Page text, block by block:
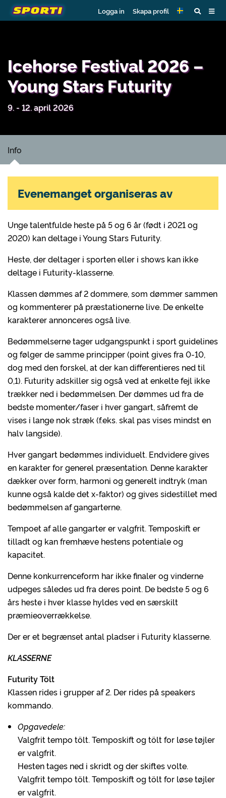
Logga in Skapa profil
Icehorse Festival 2026 –
Young Stars Futurity
9. - 12. april 2026
Info
Unge talentfulde heste på 5 og 6 år (født i 2021 og
2020) kan deltage i Young Stars Futurity.
Heste, der deltager i sporten eller i shows kan ikke
deltage i Futurity-klasserne.
Klassen dømmes af 2 dommere, som dømmer sammen
og kommenterer på præstationerne live. De enkelte
karakterer annonceres også live.
Bedømmelserne tager udgangspunkt i sport guidelines
og følger de samme principper (point gives fra 0-10,
dog med den forskel, at der kan differentieres ned til
0,1). Futurity adskiller sig også ved at enkelte fejl ikke
trækker ned i bedømmelsen. Der dømmes ud fra de
bedste momenter/faser i hver gangart, såfremt de
vises i lange nok stræk (f.eks. skal pas vises mindst en
halv langside).
Hver gangart bedømmes individuelt. Endvidere gives
en karakter for generel præsentation. Denne karakter
dækker over form, harmoni og generelt indtryk (man
kunne også kalde det x-faktor) og gives sidestillet med
bedømmelsen af gangarterne.
Tempoet af alle gangarter er valgfrit. Temposkift er
tilladt og kan fremhæve hestens potentiale og
kapacitet.
Denne konkurrenceform har ikke finaler og vinderne
udpeges således ud fra deres point. De bedste 5 og 6
års heste i hver klasse hyldes ved en særskilt
præmieoverrækkelse.
Der er et begrænset antal pladser i Futurity klasserne.
KLASSERNE
Futurity Tölt
Klassen rides i grupper af 2. Der rides på speakers
kommando.
Opgavedele:
Valgfrit tempo tölt. Temposkift og tölt for løse tøjler
er valgfrit.
Hesten tages ned i skridt og der skiftes volte.
Valgfrit tempo tölt. Temposkift og tölt for løse tøjler
er valgfrit.
Evenemanget organiseras av